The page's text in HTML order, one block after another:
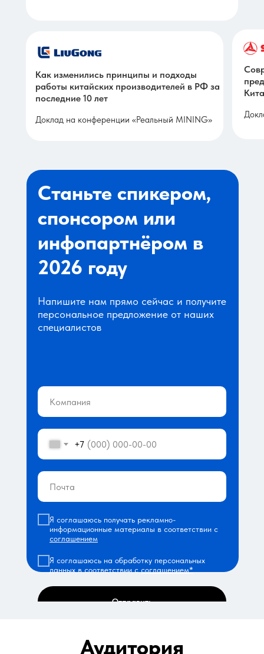
Как изменились принципы и подходы
работы китайских производителей в РФ за
последние 10 лет
Доклад на конференции «Реальный MINING»
Станьте спикером,
спонсором или
инфопартнёром в
2026 году
Напишите нам прямо сейчас и получите
персональное предложение от наших
специалистов
+7
Я соглашаюсь получать рекламно-
информационные материалы в соответствии с
соглашением
Я соглашаюсь на обработку персональных
данных в соответствии с соглашением*
Отправить
Аудитория